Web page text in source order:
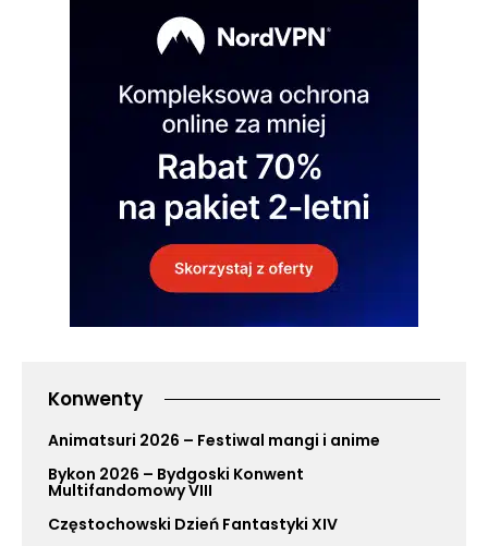
Konwenty
Animatsuri 2026 – Festiwal mangi i anime
Bykon 2026 – Bydgoski Konwent
Multifandomowy VIII
Częstochowski Dzień Fantastyki XIV